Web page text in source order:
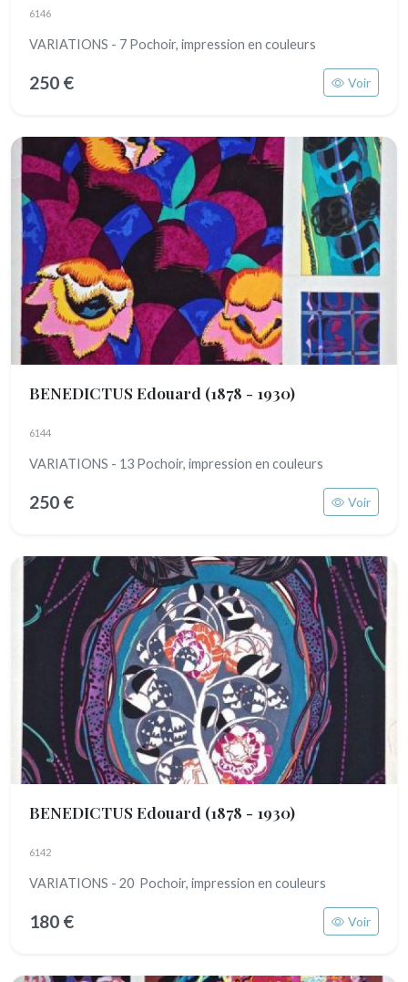
6146
VARIATIONS - 7 Pochoir, impression en couleurs
250 € Voir
BENEDICTUS Edouard (1878 - 1930)
6144
VARIATIONS - 13 Pochoir, impression en couleurs
250 € Voir
BENEDICTUS Edouard (1878 - 1930)
6142
VARIATIONS - 20 Pochoir, impression en couleurs
180 € Voir